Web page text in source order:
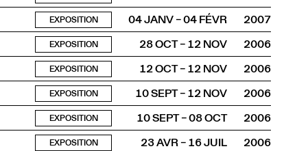
EXPOSITION 04 JANV – 04 FÉVR
2007
EXPOSITION 28 OCT – 12 NOV
2006
EXPOSITION 12 OCT – 12 NOV
2006
EXPOSITION 10 SEPT – 12 NOV
2006
EXPOSITION 10 SEPT – 08 OCT
2006
EXPOSITION 23 AVR – 16 JUIL
2006